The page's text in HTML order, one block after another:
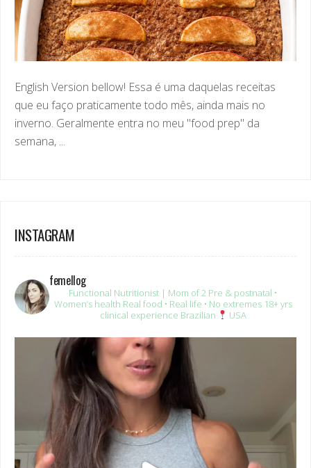
English Version bellow! Essa é uma daquelas receitas
que eu faço praticamente todo mês, ainda mais no
inverno. Geralmente entra no meu "food prep" da
semana, ...
INSTAGRAM
femellog
Functional Nutritionist | Mom of 2 Pre & postnatal •
Women’s health Real food • Real life • No extremes18+ yrs
clinical experience Brazilian USA